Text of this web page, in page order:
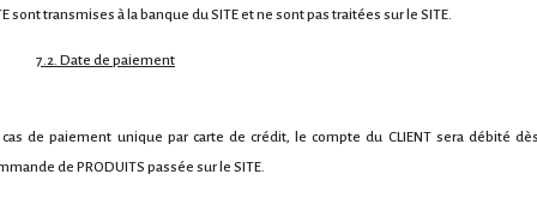
sont transmises à la banque du SITE et ne sont pas traitées sur le SITE.
7.2. Date de paiement
cas de paiement unique par carte de crédit, le compte du CLIENT sera débité
de PRODUITS passée sur le SITE.